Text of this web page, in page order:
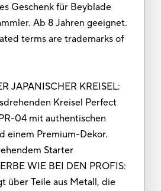
Geschenk für Beyblade
Ab 8 Jahren geeignet.
terms are trademarks of
JAPANISCHER KREISEL:
Kreisel Perfect
04 mit authentischen
einem Premium-Dekor.
Starter
WIE BEI DEN PROFIS:
über Teile aus Metall, die